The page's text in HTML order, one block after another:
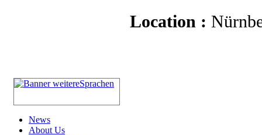
Location :
News
About Us